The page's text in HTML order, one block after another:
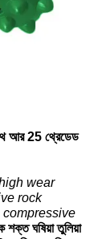
আর 25 থ্রেডেড
wear
rock
compressive
শক্ত ঘষিয়া তুলিয়া